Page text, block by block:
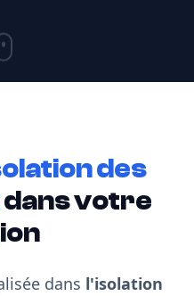
des
dans votre
dans l'isolation